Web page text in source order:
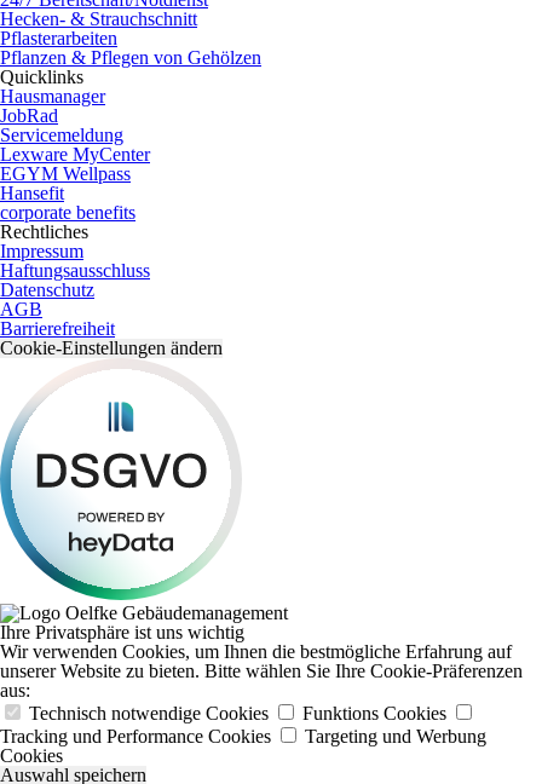
Hecken- & Strauchschnitt
Pflasterarbeiten
Pflanzen & Pflegen von Gehölzen
Quicklinks
Hausmanager
JobRad
Servicemeldung
Lexware MyCenter
EGYM Wellpass
Hansefit
corporate benefits
Rechtliches
Impressum
Haftungsausschluss
Datenschutz
AGB
Barrierefreiheit
Cookie-Einstellungen ändern
Ihre Privatsphäre ist uns wichtig
Wir verwenden Cookies, um Ihnen die bestmögliche Erfahrung auf
unserer Website zu bieten. Bitte wählen Sie Ihre Cookie-Präferenzen
aus:
Technisch notwendige Cookies
Funktions Cookies
Tracking und Performance Cookies
Targeting und Werbung
Cookies
Auswahl speichern